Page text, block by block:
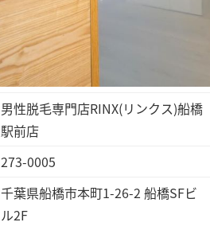
男性脱毛専門店RINX(リンクス)船橋
駅前店
273-0005
千葉県船橋市本町1-26-2 船橋SFビ
ル2F